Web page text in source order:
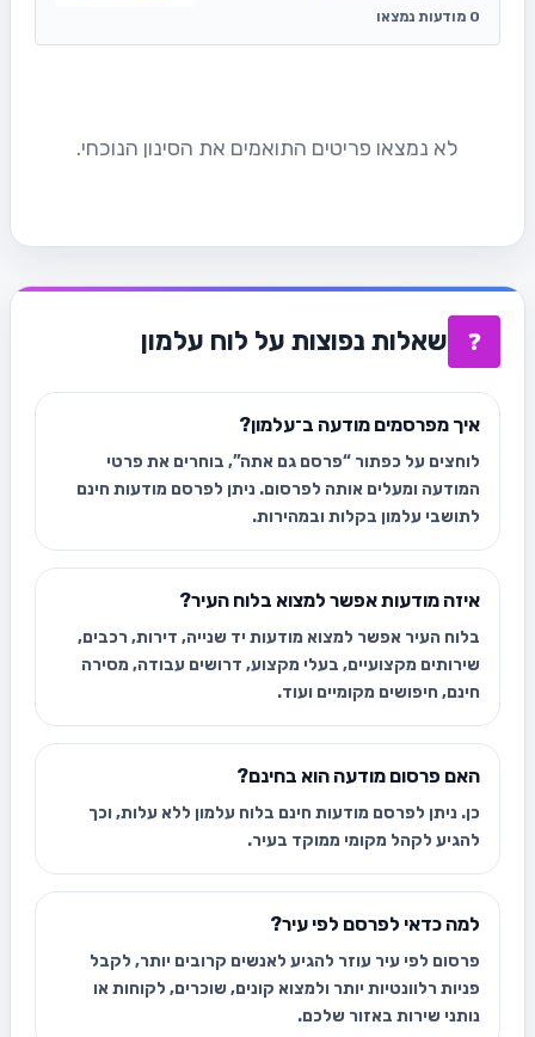
0 מודעות נמצאו
לא נמצאו פריטים התואמים את הסינון הנוכחי.
❓ שאלות נפוצות על לוח עלמון
איך מפרסמים מודעה ב־עלמון?
לוחצים על כפתור “פרסם גם אתה”, בוחרים את פרטי
המודעה ומעלים אותה לפרסום. ניתן לפרסם מודעות חינם
לתושבי עלמון בקלות ובמהירות.
איזה מודעות אפשר למצוא בלוח העיר?
בלוח העיר אפשר למצוא מודעות יד שנייה, דירות, רכבים,
שירותים מקצועיים, בעלי מקצוע, דרושים עבודה, מסירה
חינם, חיפושים מקומיים ועוד.
האם פרסום מודעה הוא בחינם?
כן. ניתן לפרסם מודעות חינם בלוח עלמון ללא עלות, וכך
להגיע לקהל מקומי ממוקד בעיר.
למה כדאי לפרסם לפי עיר?
פרסום לפי עיר עוזר להגיע לאנשים קרובים יותר, לקבל
פניות רלוונטיות יותר ולמצוא קונים, שוכרים, לקוחות או
נותני שירות באזור שלכם.